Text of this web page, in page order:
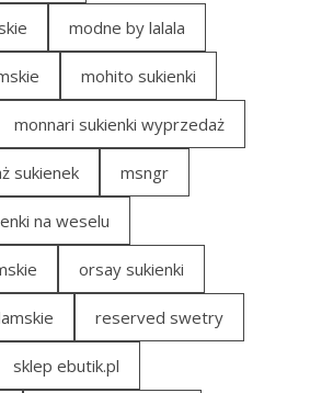
modne by lalala
mohito sukienki
monnari sukienki wyprzedaż
sukienek msngr
na weselu
orsay sukienki
reserved swetry
sklep ebutik.pl